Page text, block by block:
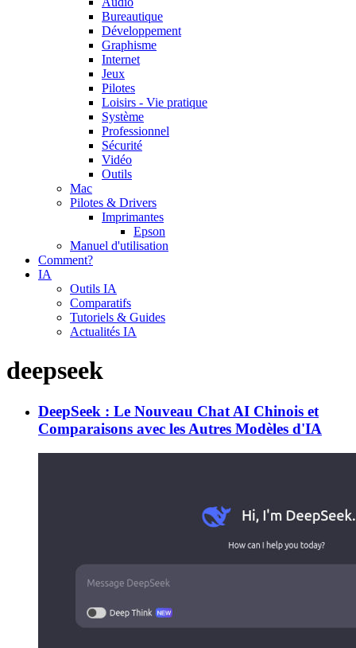
Bureautique
Développement
Graphisme
Internet
Jeux
Pilotes
Loisirs - Vie pratique
Système
Professionnel
Sécurité
Vidéo
Outils
Mac
Pilotes & Drivers
Imprimantes
Epson
Manuel d'utilisation
Comment?
IA
Outils IA
Comparatifs
Tutoriels & Guides
Actualités IA
deepseek
DeepSeek : Le Nouveau Chat AI Chinois et
Comparaisons avec les Autres Modèles d'IA